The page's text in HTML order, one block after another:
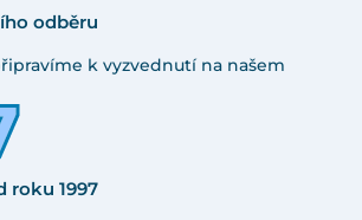
odběru
k vyzvednutí na našem
roku 1997